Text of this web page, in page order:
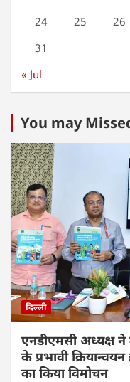
24
25 26
31
« Jul
You may
दिल्ली
एनडीएमसी अध्यक्ष ने
के प्रभावी
का किया विमोचन